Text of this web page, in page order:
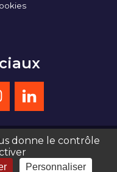
Serious Team 360°
donne le contrôle
Personnaliser